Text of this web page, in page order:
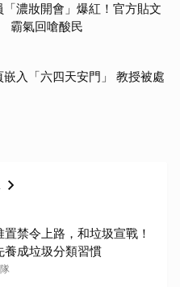
濃妝開會」爆紅！官方貼文
霸氣回嗆酸民
入「六四天安門」 教授被處
置禁令上路，和垃圾宣戰！
養成垃圾分類習慣